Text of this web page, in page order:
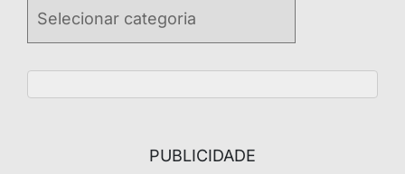
PUBLICIDADE